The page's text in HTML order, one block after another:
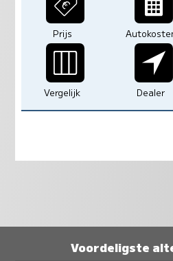
Prijs
Vergelijk Dealer
Voordeligste